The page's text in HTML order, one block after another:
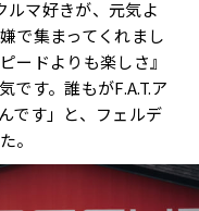
ルマ好きが、元気よ
で集まってくれまし
ードよりも楽しさ』
です。誰もがF.A.T.ア
です」と、フェルデ
。